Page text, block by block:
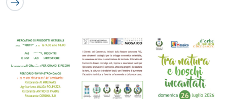
26
Luglio 2026